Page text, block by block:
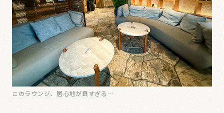
このラウンジ、居心地が良すぎる…